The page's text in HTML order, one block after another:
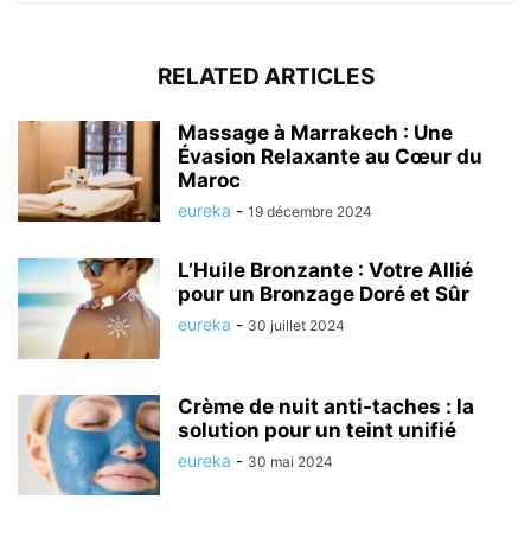
RELATED ARTICLES
Massage à Marrakech : Une
Évasion Relaxante au Cœur du
Maroc
eureka - 19 décembre 2024
L’Huile Bronzante : Votre Allié
pour un Bronzage Doré et Sûr
eureka - 30 juillet 2024
Crème de nuit anti-taches : la
solution pour un teint unifié
eureka - 30 mai 2024